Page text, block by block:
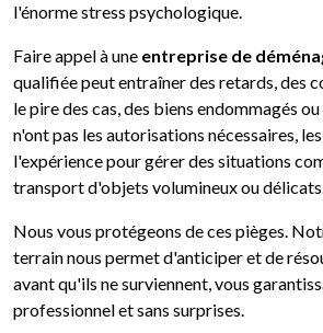
l'énorme stress psychologique.
Faire appel à une entreprise de
qualifiée peut entraîner des retards, des
le pire des cas, des biens endommagés
n'ont pas les autorisations nécessaires,
l'expérience pour gérer des situations
transport d'objets volumineux ou
Nous vous protégeons de ces pièges.
terrain nous permet d'anticiper et de
avant qu'ils ne surviennent, vous
professionnel et sans surprises.